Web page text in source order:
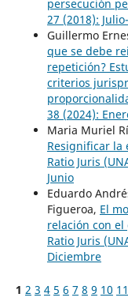
persecución
27 (2018):
Guillermo
que se debe
repetición?
criterios
38 (2024):
Maria Muriel
Resignificar la
Ratio Juris
Junio
Eduardo
Figueroa, El
relación con
Ratio Juris
Diciembre
1 2 3 4 5 6 7 8 9 10 11